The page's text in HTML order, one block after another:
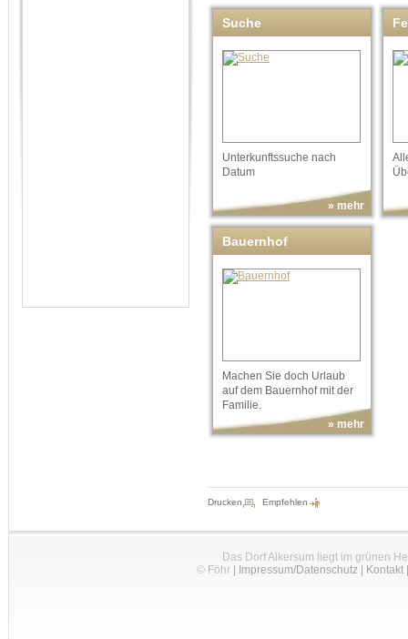
Suche
Unterkunftssuche nach
Datum
» mehr
Bauernhof
Machen Sie doch Urlaub
auf dem Bauernhof mit der
Familie.
» mehr
Drucken Empfehlen
Das Dorf Alkersum liegt im grünen
© Föhr| Impressum/Datenschutz| Kontakt